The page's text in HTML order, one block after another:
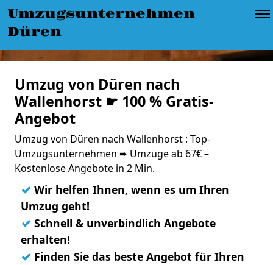
Umzugsunternehmen
Düren
Umzug von Düren nach
Wallenhorst ☛ 100 % Gratis-
Angebot
Umzug von Düren nach Wallenhorst : Top-
Umzugsunternehmen ➨ Umzüge ab 67€ –
Kostenlose Angebote in 2 Min.
✓ Wir helfen Ihnen, wenn es um Ihren
Umzug geht!
✓ Schnell & unverbindlich Angebote
erhalten!
✓ Finden Sie das beste Angebot für Ihren